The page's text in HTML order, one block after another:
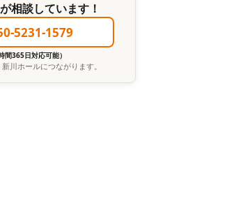
相談しています！
5231-1579
間365日対応可能）
川ホールにつながります。